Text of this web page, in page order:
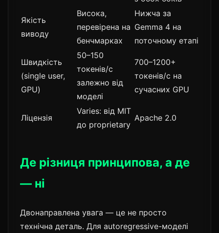
Якість
виводу
Висока,
перевірена на
бенчмарках
Нижча за
Gemma 4 на
поточному етапі
Швидкість
(single user,
GPU)
50–150
токенів/с
залежно від
моделі
700–1200+
токенів/с на
сучасних GPU
Ліцензія
Varies: від MIT
до proprietary
Apache 2.0
Де різниця принципова, а де
— ні
Двонаправлена увага — це не просто
технічна деталь. Для autoregressive-моделі